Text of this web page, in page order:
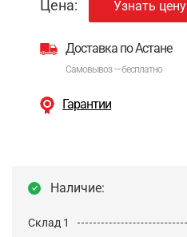
Цена: Узнать цену
Доставка по Астане
Самовывоз — бесплатно
Гарантии
Наличие:
Склад 1